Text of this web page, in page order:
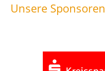
Unsere Sponsoren